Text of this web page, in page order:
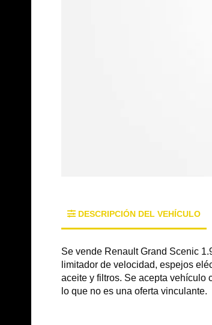
DESCRIPCIÓN DEL VEHÍCULO
Se vende Renault Grand Scenic
limitador de velocidad, espejos
aceite y filtros. Se acepta vehículo
lo que no es una oferta vinculante.